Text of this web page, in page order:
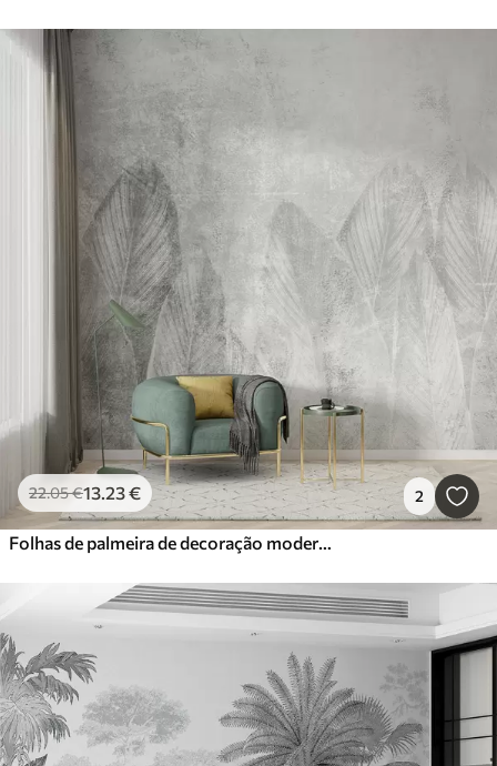
22.05€13.23€ 2
Folhas de palmeira de decoração moderna em um fundo de concreto